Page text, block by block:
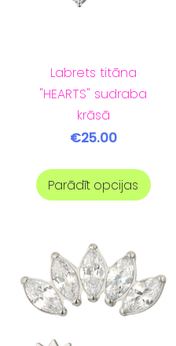
Labrets titāna
"HEARTS" sudraba
krāsā
€25.00
Parādīt opcijas